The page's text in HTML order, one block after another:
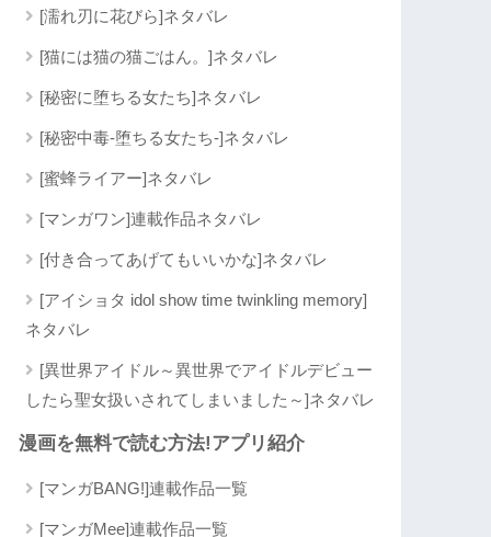
[濡れ刃に花びら]ネタバレ
[猫には猫の猫ごはん。]ネタバレ
[秘密に堕ちる女たち]ネタバレ
[秘密中毒-堕ちる女たち-]ネタバレ
[蜜蜂ライアー]ネタバレ
[マンガワン]連載作品ネタバレ
[付き合ってあげてもいいかな]ネタバレ
[アイショタ idol show time twinkling memory]
ネタバレ
[異世界アイドル～異世界でアイドルデビュー
したら聖女扱いされてしまいました～]ネタバレ
漫画を無料で読む方法!アプリ紹介
[マンガBANG!]連載作品一覧
[マンガMee]連載作品一覧